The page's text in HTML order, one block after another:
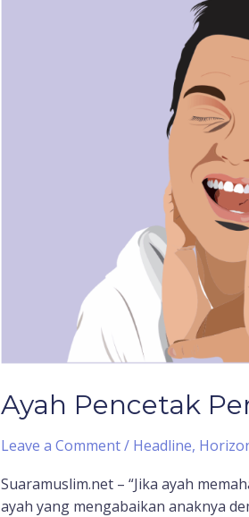
Ayah Pencetak
Leave a Comment/ Headline,
Suaramuslim.net – “Jika ayah
ayah yang mengabaikan anaknya